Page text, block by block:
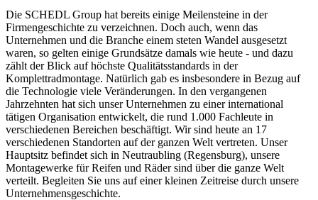
Die SCHEDL Group hat bereits einige Meilensteine in der
Firmengeschichte zu verzeichnen. Doch auch, wenn das
Unternehmen und die Branche einem steten Wandel ausgesetzt
waren, so gelten einige Grundsätze damals wie heute - und dazu
zählt der Blick auf höchste Qualitätsstandards in der
Komplettradmontage. Natürlich gab es insbesondere in Bezug auf
die Technologie viele Veränderungen. In den vergangenen
Jahrzehnten hat sich unser Unternehmen zu einer international
tätigen Organisation entwickelt, die rund 1.000 Fachleute in
verschiedenen Bereichen beschäftigt. Wir sind heute an 17
verschiedenen Standorten auf der ganzen Welt vertreten. Unser
Hauptsitz befindet sich in Neutraubling (Regensburg), unsere
Montagewerke für Reifen und Räder sind über die ganze Welt
verteilt. Begleiten Sie uns auf einer kleinen Zeitreise durch unsere
Unternehmensgeschichte.